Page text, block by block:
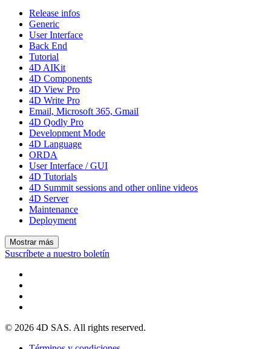
Release infos
Generic
User Interface
Back End
Tutorial
4D AIKit
4D Components
4D View Pro
4D Write Pro
Email, Microsoft 365, Gmail
4D Qodly Pro
Development Mode
4D Language
ORDA
User Interface / GUI
4D Tutorials
4D Summit sessions and other online videos
4D Server
Maintenance
Deployment
Mostrar más
Suscríbete a nuestro boletín
© 2026 4D SAS. All rights reserved.